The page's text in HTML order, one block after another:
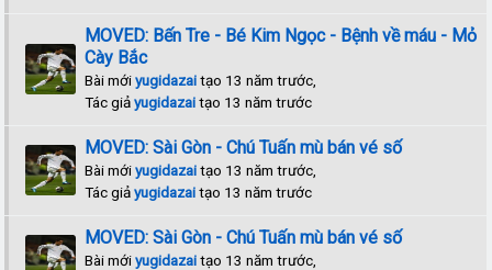
MOVED: Bến Tre - Bé Kim Ngọc - Bệnh về máu - Mỏ
Cày Bắc
Bài mớiyugidazaitạo 13 năm trước,
Tác giảyugidazaitạo 13 năm trước
MOVED: Sài Gòn - Chú Tuấn mù bán vé số
Bài mớiyugidazaitạo 13 năm trước,
Tác giảyugidazaitạo 13 năm trước
MOVED: Sài Gòn - Chú Tuấn mù bán vé số
Bài mớiyugidazaitạo 13 năm trước,